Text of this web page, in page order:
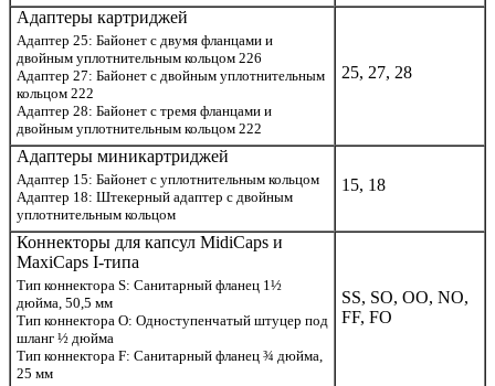
Адаптеры картриджей
Адаптер 25: Байонет с двумя фланцами и
двойным уплотнительным кольцом 226
Адаптер 27: Байонет с двойным уплотнительным
кольцом 222
Адаптер 28: Байонет с тремя фланцами и
двойным уплотнительным кольцом 222
25, 27, 28
Адаптеры миникартриджей
Адаптер 15: Байонет с уплотнительным кольцом
Адаптер 18: Штекерный адаптер с двойным
уплотнительным кольцом
15, 18
Коннекторы для капсул MidiCaps и
MaxiCaps I-типа
Тип коннектора S: Санитарный фланец 1½
дюйма, 50,5 мм
Тип коннектора О: Одноступенчатый штуцер под
шланг ½ дюйма
Тип коннектора F: Санитарный фланец ¾ дюйма,
25 мм
SS, SO, OO, NO,
FF, FO